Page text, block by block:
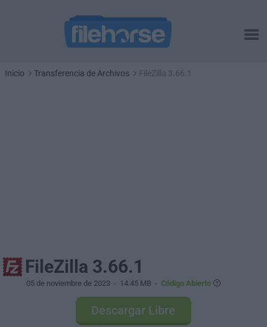
Inicio Transferencia de Archivos FileZilla 3.66.1
FileZilla 3.66.1
05 de noviembre de 2023 - 14.45 MB - Código Abierto
Descargar Libre